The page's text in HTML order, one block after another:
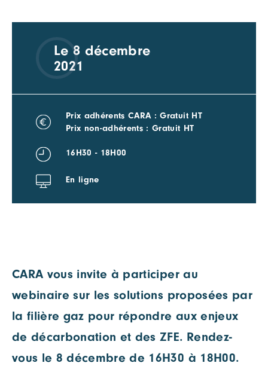
CARA vous invite à participer au
webinaire sur les solutions proposées par
la filière gaz pour répondre aux enjeux
de décarbonation et des ZFE. Rendez-
vous le 8 décembre de 16H30 à 18H00.
Le 8 décembre
2021
Prix adhérents CARA : Gratuit HT
Prix non-adhérents : Gratuit HT
16H30 - 18H00
En ligne